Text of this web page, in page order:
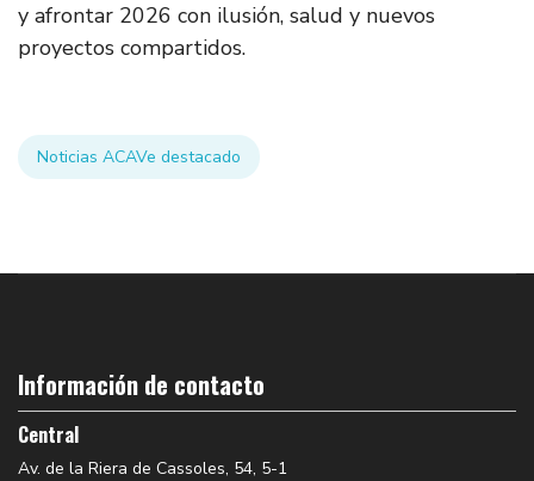
y afrontar 2026 con ilusión, salud y nuevos
proyectos compartidos.
Noticias ACAVe destacado
Información de contacto
Central
Av. de la Riera de Cassoles, 54, 5-1